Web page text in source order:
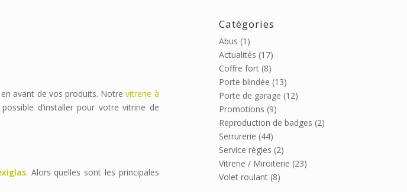
avant de vos produits. Notrevitrerie à
d’installer pour votre vitrine de
. Alors quelles sont les principales
Catégories
Abus (1)
Actualités (17)
Coffre fort(8)
Porte blindée (13)
Porte de garage (12)
Promotions (9)
Reproduction de badges (2)
Serrurerie (44)
Service régies (2)
Vitrerie / Miroiterie (23)
Volet roulant(8)